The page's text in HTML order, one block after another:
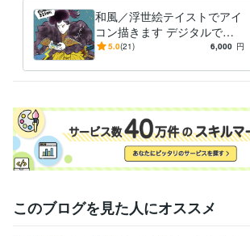
和風／浮世絵テイストでアイ
コン描きます デジタルでも
筆感を出しアナログ風の色付
5.0(21) 6,000 円
このブログを見た人にオススメ